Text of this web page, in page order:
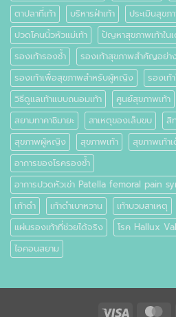
ตาปลาที่เท้า
บริหารฝ่าเท้า ประเมินสุขภ
ปวดโคนนิ้วหัวแม่เท้า
ปัญหาสุขภาพเท้าใน
รองเท้ารองช้ำ
รองเท้าสุขภาพสำคัญอย่า
รองเท้าเพื่อสุขภาพสำหรับผู้หญิง
รองเท้
วิธีดูแลเท้าแบบถนอมเท้า
ศูนย์สุขภาพเท้า
สยามทาคาชิมายะ
สาเหตุของเล็บขบ
สิ
สุขภาพผู้หญิง
สุขภาพเท้า สุขภาพเท้า
อาการของโรครองช้ำ
อาการปวดหัวเข่า Patella femoral pain
เท้าดำ
เท้าดำเบาหวาน เท้าบวมสาเหตุ
แผ่นรองเท้าที่ช่วยได้จริง
โรค Hallux
ไอคอนสยาม
Visa